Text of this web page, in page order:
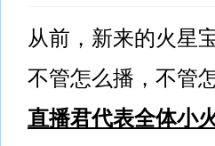
从前，新来的火星
不管怎么播，不管
直播君代表全体小